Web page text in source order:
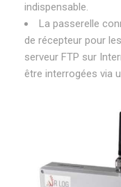
indispensable.
La passerelle
de récepteur pour
serveur FTP sur
être interrogées via